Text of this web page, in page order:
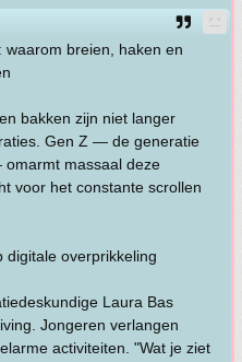
breien, haken en
bakken zijn niet langer
Gen Z — de generatie
massaal deze
voor het constante scrollen
digitale overprikkeling
Laura Bas
Jongeren verlangen
activiteiten. "Wat je ziet